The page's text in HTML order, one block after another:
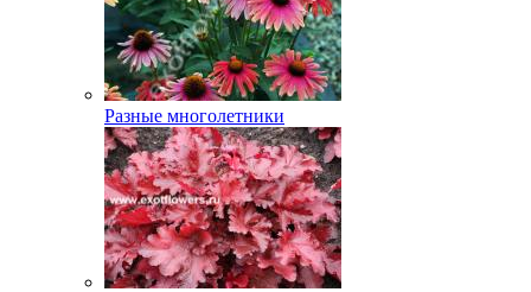
Разные многолетники